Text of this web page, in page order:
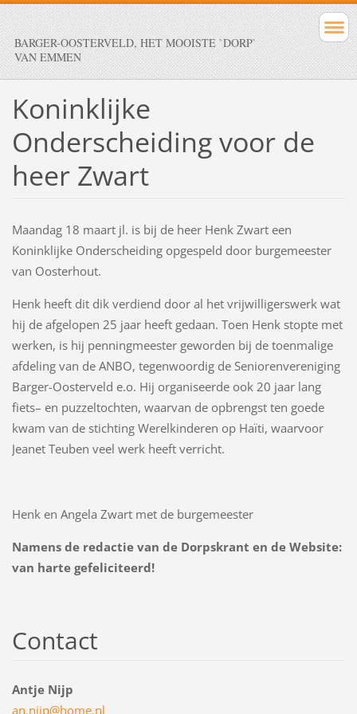
BARGER-OOSTERVELD, HET MOOISTE `DORP`
VAN EMMEN
Koninklijke
Onderscheiding voor de
heer Zwart
Maandag 18 maart jl. is bij de heer Henk Zwart een
Koninklijke Onderscheiding opgespeld door burgemeester
van Oosterhout.
Henk heeft dit dik verdiend door al het vrijwilligerswerk wat
hij de afgelopen 25 jaar heeft gedaan. Toen Henk stopte met
werken, is hij penningmeester geworden bij de toenmalige
afdeling van de ANBO, tegenwoordig de Seniorenvereniging
Barger-Oosterveld e.o. Hij organiseerde ook 20 jaar lang
fiets– en puzzeltochten, waarvan de opbrengst ten goede
kwam van de stichting Werelkinderen op Haïti, waarvoor
Jeanet Teuben veel werk heeft verricht.
Henk en Angela Zwart met de burgemeester
Namens de redactie van de Dorpskrant en de Website:
van harte gefeliciteerd!
Contact
Antje Nijp
an.nijp@home.nl